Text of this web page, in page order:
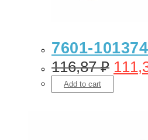
7601-
116,87₽
Add to cart